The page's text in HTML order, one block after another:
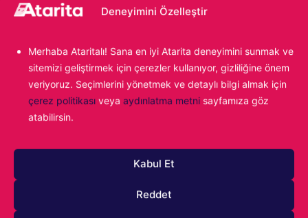
Deneyimini Özelleştir
Merhaba Ataritalı! Sana en iyi Atarita deneyimini sunmak ve
sitemizi geliştirmek için çerezler kullanıyor, gizliliğine önem
veriyoruz. Seçimlerini yönetmek ve detaylı bilgi almak için
çerez politikası veya aydınlatma metni sayfamıza göz
atabilirsin.
Kabul Et
Reddet